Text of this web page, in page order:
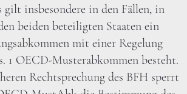
gilt insbesondere in den Fällen, in
beiden beteiligten Staaten ein
mit einer Regelung
1 OECD-Musterabkommen besteht.
Rechtsprechung des BFH sperrt